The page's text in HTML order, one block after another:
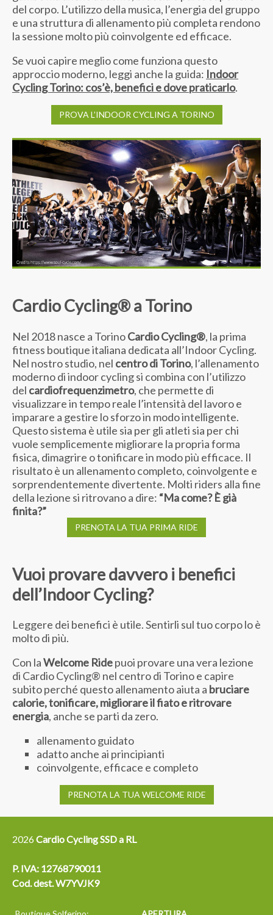
del corpo. L’utilizzo della musica, l’energia del gruppo
e una struttura di allenamento più completa rendono
la sessione molto più coinvolgente ed efficace.
Se vuoi capire meglio come funziona questo
approccio moderno, leggi anche la guida: Indoor
Cycling Torino: cos’è, benefici e dove praticarlo.
PROVA L’INDOOR CYCLING A TORINO
Cardio Cycling® a Torino
Nel 2018 nasce a TorinoCardio Cycling®, la prima
fitness boutique italiana dedicata all’Indoor Cycling.
Nel nostro studio, nel centro di Torino, l’allenamento
moderno di indoor cycling si combina con l’utilizzo
del cardiofrequenzimetro, che permette di
visualizzare in tempo reale l’intensità del lavoro e
imparare a gestire lo sforzo in modo intelligente.
Questo sistema è utile sia per gli atleti sia per chi
vuole semplicemente migliorare la propria forma
fisica, dimagrire o tonificare in modo più efficace. Il
risultato è un allenamento completo, coinvolgente e
sorprendentemente divertente. Molti riders alla fine
della lezione si ritrovano a dire: “Ma come? È già
finita?”
PRENOTA LA TUA PRIMA RIDE
Vuoi provare davvero i benefici
dell’Indoor Cycling?
Leggere dei benefici è utile. Sentirli sul tuo corpo lo è
molto di più.
Con laWelcome Ridepuoi provare una vera lezione
di Cardio Cycling® nel centro di Torino e capire
subito perché questo allenamento aiuta a bruciare
calorie, tonificare, migliorare il fiato e ritrovare
energia, anche se parti da zero.
allenamento guidato
adatto anche ai principianti
coinvolgente, efficace e completo
PRENOTA LA TUA WELCOME RIDE
2026Cardio Cycling SSD a RL
P. IVA: 12768790011
Cod. dest. W7YVJK9